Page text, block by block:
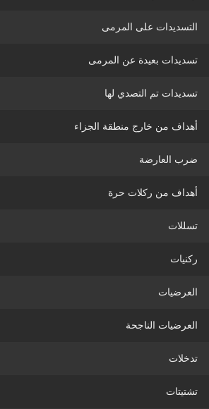
التسديدات على المرمى
تسديدات بعيدة عن المرمى
تسديدات تم التصدي لها
أهداف من خارج منطقة الجزاء
ضرب العارضة
أهداف من ركلات حرة
تسللات
ركنيات
العرضيات
العرضيات الناجحة
تدخلات
تشتيتات